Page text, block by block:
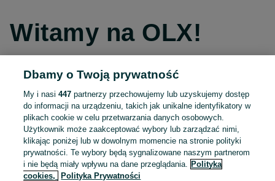
Witamy na OLX!
Kontynuuj przez Facebooka
Kontynuuj przez konto Apple
Kontynuuj przez konto Google
Dbamy o Twoją prywatność
My i nasi447 partnerzy przechowujemy lub uzyskujemy dostęp
do informacji na urządzeniu, takich jak unikalne identyfikatory w
plikach cookie w celu przetwarzania danych osobowych.
Użytkownik może zaakceptować wybory lub zarządzać nimi,
klikając poniżej lub w dowolnym momencie na stronie polityki
prywatności. Te wybory będą sygnalizowane naszym partnerom
i nie będą miały wpływu na dane przeglądania.
Polityka
cookies,
Polityka Prywatności